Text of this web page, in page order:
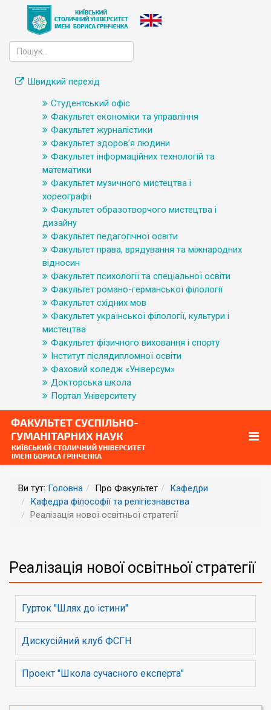
Швидкий перехід
Студентський офіс
Факультет економіки та управління
Факультет журналістики
Факультет здоров’я людини
Факультет інформаційних технологій та
математики
Факультет музичного мистецтва і
хореографії
Факультет образотворчого мистецтва і
дизайну
Факультет педагогічної освіти
Факультет права, врядування та міжнародних
відносин
Факультет психології та спеціальної освіти
Факультет романо-германської філології
Факультет східних мов
Факультет української філології, культури і
мистецтва
Факультет фізичного виховання і спорту
Інститут післядипломної освіти
Фаховий коледж «Універсум»
Докторська школа
Портал Університету
Ви тут: Головна Про Факультет
Кафедри
Кафедра філософії та релігієзнавства
Реалізація нової освітньої стратегії
Реалізація нової освітньої стратегії
Гурток "Шлях до істини"
Дискусійний клуб ФСГН
Проект "Школа сучасного експерта"